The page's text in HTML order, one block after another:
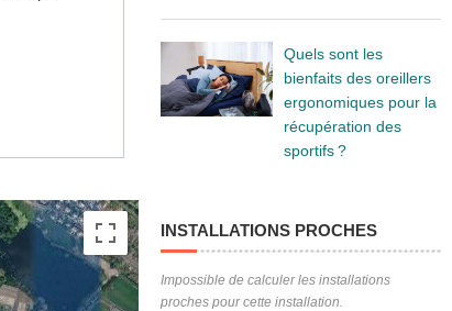
Quels sont les
bienfaits des oreillers
ergonomiques pour la
récupération des
sportifs ?
INSTALLATIONS PROCHES
Impossible de calculer les installations
proches pour cette installation.